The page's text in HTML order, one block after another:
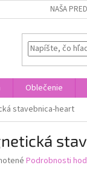
NAŠA
Oblečenie
stavebnica-heart
Podrobnosti